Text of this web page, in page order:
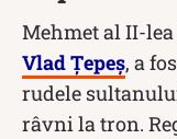
Mehmet al II-lea
Vlad Țepeș, a
rudele
râvni la tron.